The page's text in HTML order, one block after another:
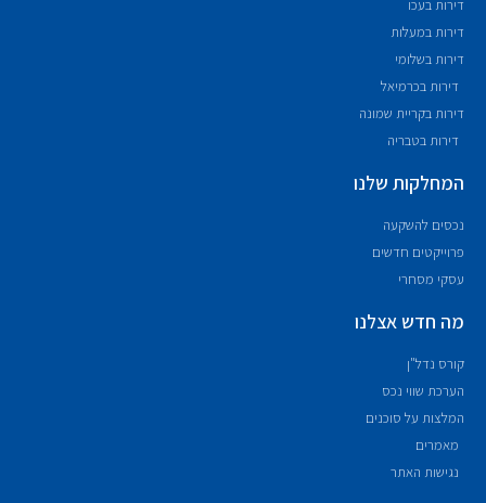
דירות בעכו
דירות במעלות
דירות בשלומי
דירות בכרמיאל
דירות בקריית שמונה
דירות בטבריה
המחלקות שלנו
נכסים להשקעה
פרוייקטים חדשים
עסקי מסחרי
מה חדש אצלנו
קורס נדל"ן
הערכת שווי נכס
המלצות על סוכנים
מאמרים
נגישות האתר